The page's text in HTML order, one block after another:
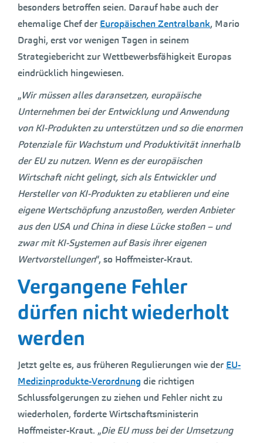
besonders betroffen seien. Darauf habe auch der
ehemalige Chef der Europäischen Zentralbank, Mario
Draghi, erst vor wenigen Tagen in seinem
Strategiebericht zur Wettbewerbsfähigkeit Europas
eindrücklich hingewiesen.
„Wir müssen alles daransetzen, europäische
Unternehmen bei der Entwicklung und Anwendung
von KI-Produkten zu unterstützen und so die enormen
Potenziale für Wachstum und Produktivität innerhalb
der EU zu nutzen. Wenn es der europäischen
Wirtschaft nicht gelingt, sich als Entwickler und
Hersteller von KI-Produkten zu etablieren und eine
eigene Wertschöpfung anzustoßen, werden Anbieter
aus den USA und China in diese Lücke stoßen – und
zwar mit KI-Systemen auf Basis ihrer eigenen
Wertvorstellungen“, so Hoffmeister-Kraut.
Vergangene Fehler
dürfen nicht wiederholt
werden
Jetzt gelte es, aus früheren Regulierungen wie der EU-
Medizinprodukte-Verordnung die richtigen
Schlussfolgerungen zu ziehen und Fehler nicht zu
wiederholen, forderte Wirtschaftsministerin
Hoffmeister-Kraut. „Die EU muss bei der Umsetzung